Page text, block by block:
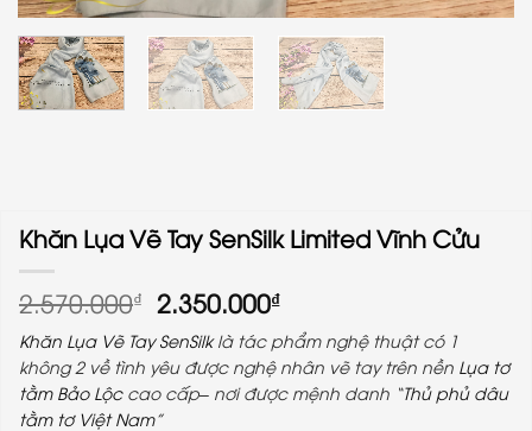
Khăn Lụa Vẽ Tay SenSilk Limited Vĩnh Cửu
2.570.000₫ Giá
gốc
là:
2.570.000₫.
2.350.000₫Giá
hiện
tại
là:
2.350.000₫.
Khăn Lụa Vẽ Tay SenSilklà tác phẩm nghệ thuật có 1
không 2 về tình yêu được nghệ nhân vẽ tay trên nền Lụa tơ
tằm Bảo Lộccao cấp– nơi được mệnh danh “Thủ phủ dâu
tằm tơ Việt Nam”